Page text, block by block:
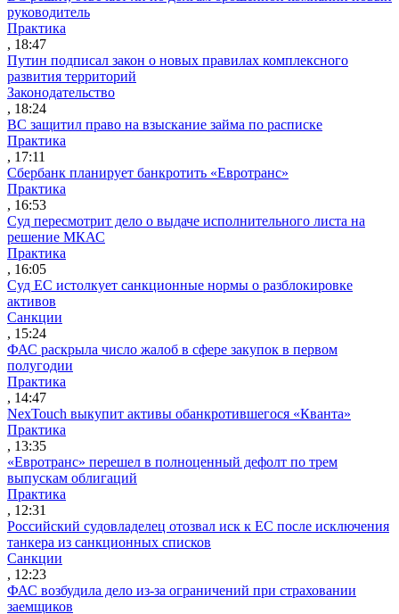
руководитель
Практика
, 18:47
Путин подписал закон о новых правилах комплексного
развития территорий
Законодательство
, 18:24
ВС защитил право на взыскание займа по расписке
Практика
, 17:11
Сбербанк планирует банкротить «Евротранс»
Практика
, 16:53
Суд пересмотрит дело о выдаче исполнительного листа на
решение МКАС
Практика
, 16:05
Суд ЕС истолкует санкционные нормы о разблокировке
активов
Санкции
, 15:24
ФАС раскрыла число жалоб в сфере закупок в первом
полугодии
Практика
, 14:47
NexTouch выкупит активы обанкротившегося «Кванта»
Практика
, 13:35
«Евротранс» перешел в полноценный дефолт по трем
выпускам облигаций
Практика
, 12:31
Российский судовладелец отозвал иск к ЕС после исключения
танкера из санкционных списков
Санкции
, 12:23
ФАС возбудила дело из-за ограничений при страховании
заемщиков